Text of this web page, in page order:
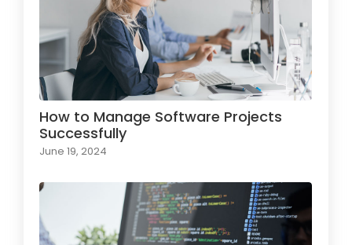
How to Manage Software Projects
Successfully
June 19, 2024